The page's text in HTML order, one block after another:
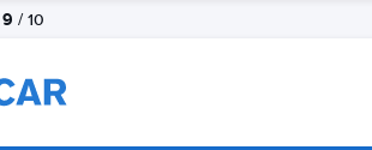
9 / 10